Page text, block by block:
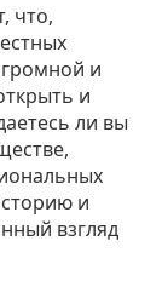
что,
и
и
ли вы
и
взгляд